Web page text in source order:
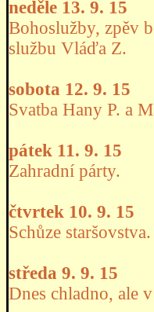
neděle 13. 9. 15
Bohoslužby, zpěv
službu Vláďa Z.
sobota 12. 9. 15
Svatba Hany P. a
pátek 11. 9. 15
Zahradní párty.
čtvrtek 10. 9. 15
Schůze staršovstva.
středa 9. 9. 15
Dnes chladno, ale